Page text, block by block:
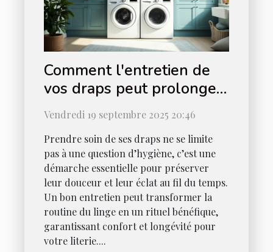
Comment l'entretien de
vos draps peut prolonger
leur durée de vie ?
Vendredi 19 septembre 2025 20:46
Prendre soin de ses draps ne se limite
pas à une question d’hygiène, c’est une
démarche essentielle pour préserver
leur douceur et leur éclat au fil du temps.
Un bon entretien peut transformer la
routine du linge en un rituel bénéfique,
garantissant confort et longévité pour
votre literie....